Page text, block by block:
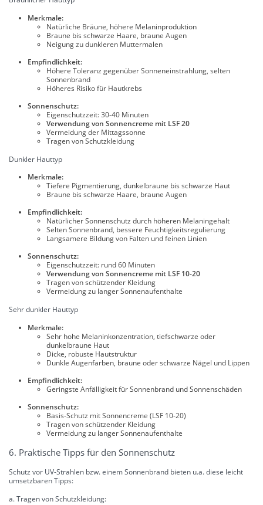
Merkmale:
Natürliche Bräune, höhere Melaninproduktion
Braune bis schwarze Haare, braune Augen
Neigung zu dunkleren Muttermalen
Empfindlichkeit:
Höhere Toleranz gegenüber Sonneneinstrahlung, selten
Sonnenbrand
Höheres Risiko für Hautkrebs
Sonnenschutz:
Eigenschutzzeit: 30-40 Minuten
Verwendung von Sonnencreme mit LSF 20
Vermeidung der Mittagssonne
Tragen von Schutzkleidung
Dunkler Hauttyp
Merkmale:
Tiefere Pigmentierung, dunkelbraune bis schwarze Haut
Braune bis schwarze Haare, braune Augen
Empfindlichkeit:
Natürlicher Sonnenschutz durch höheren Melaningehalt
Selten Sonnenbrand, bessere Feuchtigkeitsregulierung
Langsamere Bildung von Falten und feinen Linien
Sonnenschutz:
Eigenschutzzeit: rund 60 Minuten
Verwendung von Sonnencreme mit LSF 10-20
Tragen von schützender Kleidung
Vermeidung zu langer Sonnenaufenthalte
Sehr dunkler Hauttyp
Merkmale:
Sehr hohe Melaninkonzentration, tiefschwarze oder
dunkelbraune Haut
Dicke, robuste Hautstruktur
Dunkle Augenfarben, braune oder schwarze Nägel und Lippen
Empfindlichkeit:
Geringste Anfälligkeit für Sonnenbrand und Sonnenschäden
Sonnenschutz:
Basis-Schutz mit Sonnencreme (LSF 10-20)
Tragen von schützender Kleidung
Vermeidung zu langer Sonnenaufenthalte
6. Praktische Tipps für den Sonnenschutz
Schutz vor UV-Strahlen bzw. einem Sonnenbrand bieten u.a. diese leicht
umsetzbaren Tipps:
a. Tragen von Schutzkleidung: